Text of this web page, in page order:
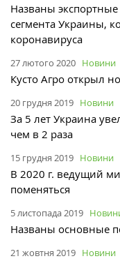
Названы
сегмента Украины,
коронавируса
27 лютого 2020 Новини
Кусто Агро открыл
20 грудня 2019 Новини
За 5 лет Украина
чем в 2 раза
15 грудня 2019 Новини
В 2020 г. ведущий
поменяться
5 листопада 2019
Названы основные
21 жовтня 2019 Новини